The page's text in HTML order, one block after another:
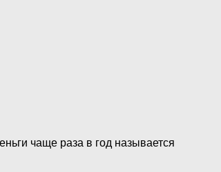
чаще раза в год называется